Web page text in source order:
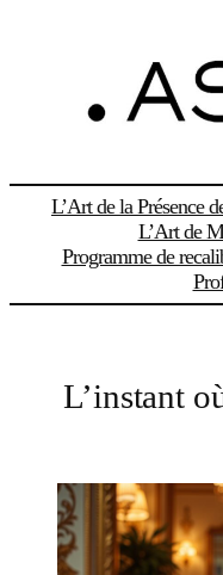
L’Art de la Présence
L’Art de
Programme de
L’instant